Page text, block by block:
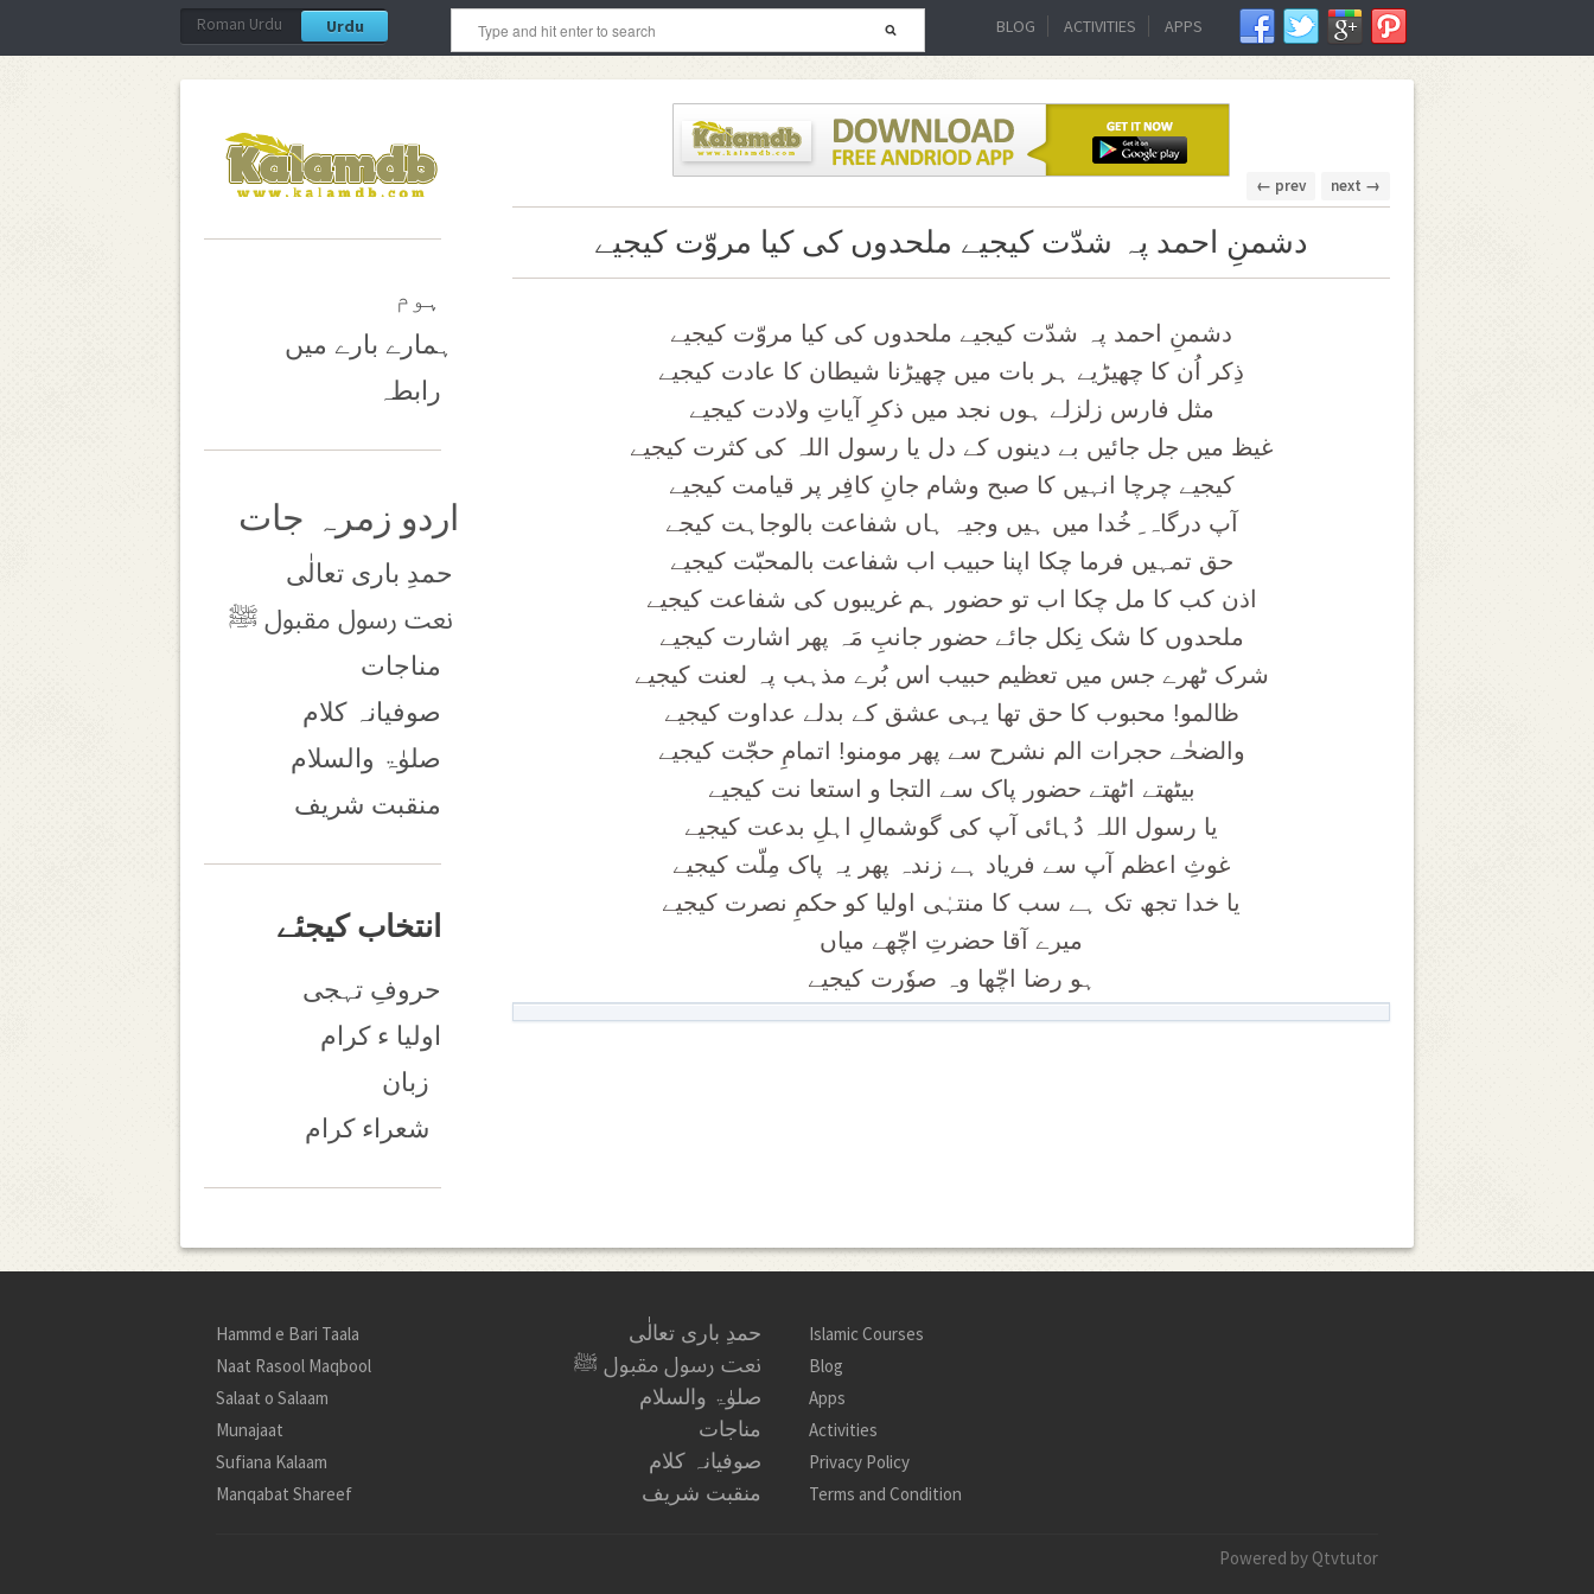
Roman Urdu Urdu BLOG ACTIVITIES APPS
ہوم
ہمارے بارے میں
رابطہ
اردو زمرہ جات
حمدِ باری تعالٰی
نعت رسول مقبول ﷺ
مناجات
صوفیانہ کلام
صلوٰۃ والسلام
منقبت شریف
انتخاب کیجئے
حروفِ تہجی
اولیا ء کرام
زبان
شعراء کرام
← prev next →
دشمنِ احمد پہ شدّت کیجیے ملحدوں کی کیا مروّت کیجیے
دشمنِ احمد پہ شدّت کیجیے ملحدوں کی کیا مروّت کیجیے
ذِکر اُن کا چھیڑیے ہر بات میں چھیڑنا شیطان کا عادت کیجیے
مثل فارس زلزلے ہوں نجد میں ذکرِ آیاتِ ولادت کیجیے
غیظ میں جل جائیں بے دینوں کے دل یا رسول اللہ کی کثرت کیجیے
کیجیے چرچا انہیں کا صبح وشام جانِ کافِر پر قیامت کیجیے
آپ درگاہ ِ خُدا میں ہیں وجیہ ہاں شفاعت بالوجاہت کیجے
حق تمہیں فرما چکا اپنا حبیب اب شفاعت بالمحبّت کیجیے
اذن کب کا مل چکا اب تو حضور ہم غریبوں کی شفاعت کیجیے
ملحدوں کا شک نِکل جائے حضور جانبِ مَہ پھر اشارت کیجیے
شرک ٹھرے جس میں تعظیم حبیب اس بُرے مذہب پہ لعنت کیجیے
ظالمو! محبوب کا حق تھا یہی عشق کے بدلے عداوت کیجیے
والضحٰے حجرات الم نشرح سے پھر مومنو! اتمامِ حجّت کیجیے
بیٹھتے اٹھتے حضور پاک سے التجا و استعا نت کیجیے
یا رسول اللہ دُہائی آپ کی گوشمالِ اہلِ بدعت کیجیے
غوثِ اعظم آپ سے فریاد ہے زندہ پھر یہ پاک مِلّت کیجیے
یا خدا تجھ تک ہے سب کا منتہٰی اولیا کو حکمِ نصرت کیجیے
میرے آقا حضرتِ اچّھے میاں
ہو رضا اچّھا وہ صوٗرت کیجیے
Hammd e Bari Taala
Naat Rasool Maqbool
Salaat o Salaam
Munajaat
Sufiana Kalaam
Manqabat Shareef
حمدِ باری تعالٰی
نعت رسول مقبول ﷺ
صلوٰۃ والسلام
مناجات
صوفیانہ کلام
منقبت شریف
Islamic Courses
Blog
Apps
Activities
Privacy Policy
Terms and Condition
Powered by Qtvtutor